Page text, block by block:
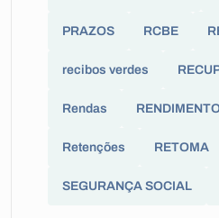
PRAZOS RCBE
recibos verdes
Rendas
Retenções RETOMA
SEGURANÇA SOCIAL